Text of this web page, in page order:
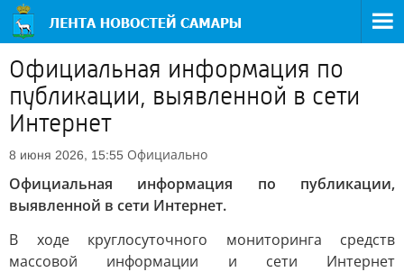
Официальная информация по
публикации, выявленной в сети
Интернет
8 июня 2026, 15:55 Официально
Официальная информация по публикации,
выявленной в сети Интернет.
В ходе круглосуточного мониторинга средств
массовой информации и сети Интернет